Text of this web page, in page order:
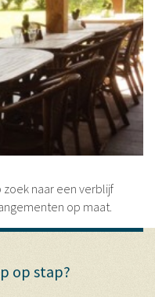
zoek naar een verblijf
op maat.
op stap?